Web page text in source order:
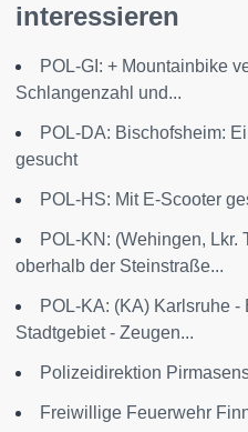
interessieren
POL-GI: + Mountainbike
Schlangenzahl und...
POL-DA: Bischofsheim:
gesucht
POL-HS: Mit E-Scooter
POL-KN: (Wehingen, Lkr.
oberhalb der Steinstraße...
POL-KA: (KA) Karlsruhe
Stadtgebiet - Zeugen...
Polizeidirektion
Freiwillige Feuerwehr